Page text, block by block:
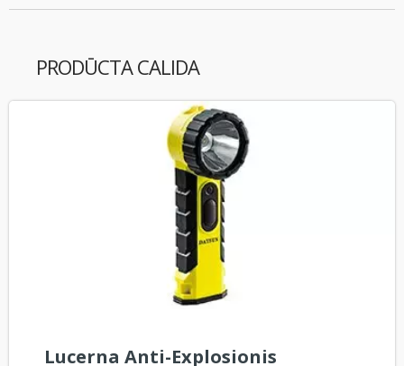
PRODŪCTA CALIDA
Lucerna Anti-Explosionis